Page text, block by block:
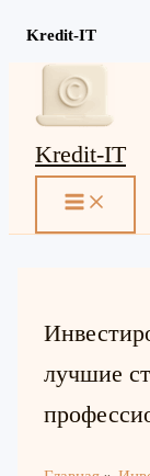
Kredit-IT
Перейти
содержимому
Kredit-IT
MAIN
лучшие